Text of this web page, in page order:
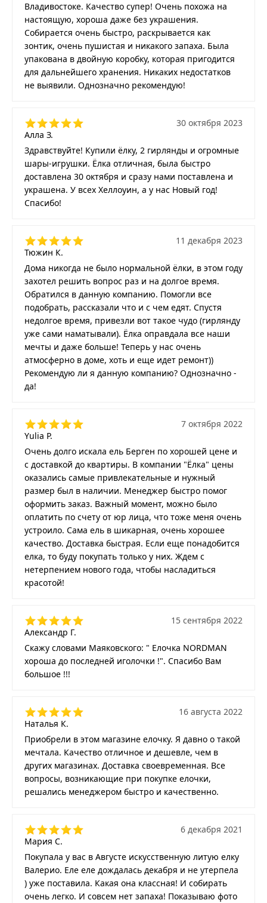
Владивостоке. Качество супер! Очень похожа на
настоящую, хороша даже без украшения.
Собирается очень быстро, раскрывается как
зонтик, очень пушистая и никакого запаха. Была
упакована в двойную коробку, которая пригодится
для дальнейшего хранения. Никаких недостатков
не выявили. Однозначно рекомендую!
Алла З.
30 октября 2023
Здравствуйте! Купили ёлку, 2 гирлянды и огромные
шары-игрушки. Ёлка отличная, была быстро
доставлена 30 октября и сразу нами поставлена и
украшена. У всех Хеллоуин, а у нас Новый год!
Спасибо!
Тюжин К.
11 декабря 2023
Дома никогда не было нормальной ёлки, в этом году
захотел решить вопрос раз и на долгое время.
Обратился в данную компанию. Помогли все
подобрать, рассказали что и с чем едят. Спустя
недолгое время, привезли вот такое чудо (гирлянду
уже сами наматывали). Ёлка оправдала все наши
мечты и даже больше! Теперь у нас очень
атмосферно в доме, хоть и еще идет ремонт))
Рекомендую ли я данную компанию? Однозначно -
да!
Yulia P.
7 октября 2022
Очень долго искала ель Берген по хорошей цене и
с доставкой до квартиры. В компании "Ёлка" цены
оказались самые привлекательные и нужный
размер был в наличии. Менеджер быстро помог
оформить заказ. Важный момент, можно было
оплатить по счету от юр лица, что тоже меня очень
устроило. Сама ель в шикарная, очень хорошее
качество. Доставка быстрая. Если еще понадобится
елка, то буду покупать только у них. Ждем с
нетерпением нового года, чтобы насладиться
красотой!
Александр Г.
15 сентября 2022
Скажу словами Маяковского: " Елочка NORDMAN
хороша до последней иголочки !". Спасибо Вам
большое !!!
Наталья К.
16 августа 2022
Приобрели в этом магазине елочку. Я давно о такой
мечтала. Качество отличное и дешевле, чем в
других магазинах. Доставка своевременная. Все
вопросы, возникающие при покупке елочки,
решались менеджером быстро и качественно.
Мария С.
6 декабря 2021
Покупала у вас в Августе искусственную литую елку
Валерио. Еле еле дождалась декабря и не утерпела
) уже поставила. Какая она классная! И собирать
очень легко. И совсем нет запаха! Показываю фото